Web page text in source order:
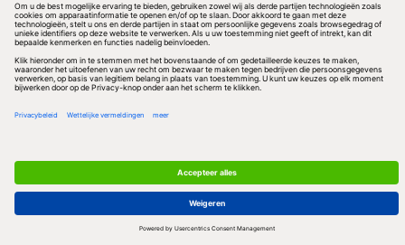
Redactionele partner
Algemene Voorwaarden & Copyrights